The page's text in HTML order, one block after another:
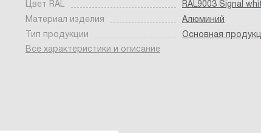
Цвет RAL
RAL9003 Signal
Материал изделия
Алюминий
Тип продукции
Основная
Все характеристики и описание